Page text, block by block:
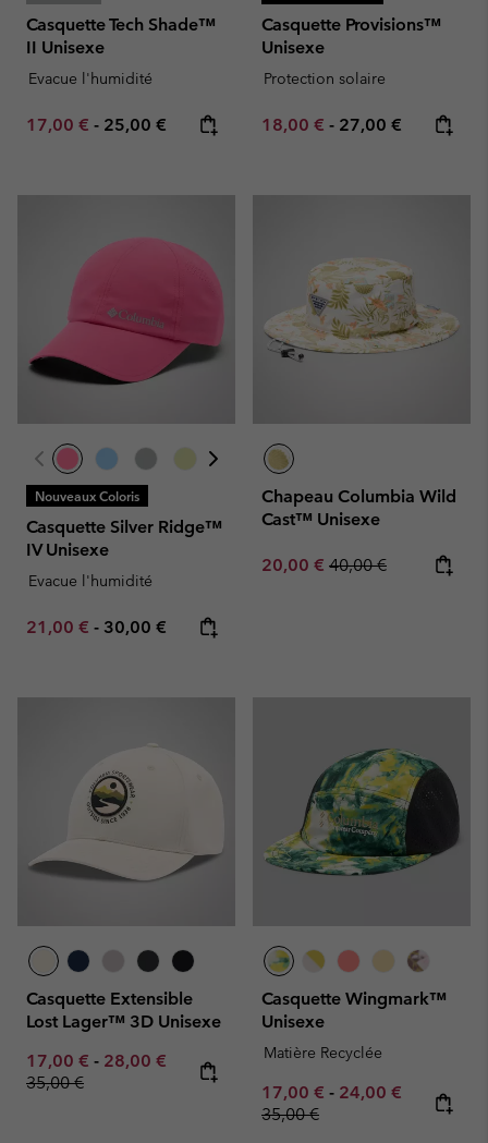
Casquette Tech Shade™
II Unisexe
Evacue l'humidité
Minimum sale price:
17,00 € - Maximum price:
25,00 €
Casquette Provisions™
Unisexe
Protection solaire
Minimum sale price:
18,00 € - Maximum price:
27,00 €
Nouveaux Coloris
Casquette Silver Ridge™
IV Unisexe
Evacue l'humidité
Minimum sale price:
21,00 € - Maximum price:
30,00 €
Chapeau Columbia Wild
Cast™ Unisexe
Sale price:
20,00 € Regular price:
40,00 €
Casquette Extensible
Lost Lager™ 3D Unisexe
Minimum sale price:
17,00 € - Maximum sale price:
28,00 € Regular price:
35,00 €
Casquette Wingmark™
Unisexe
Matière Recyclée
Minimum sale price:
17,00 € - Maximum sale
24,00 € Regular
35,00 €